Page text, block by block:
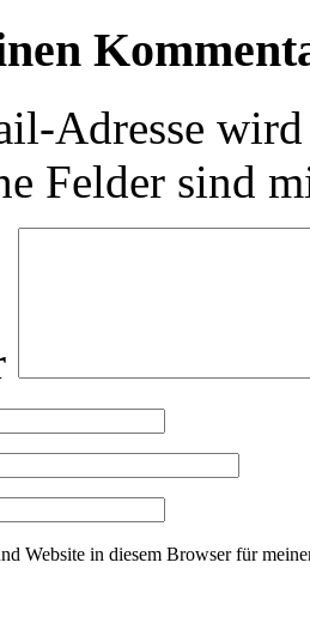
Adresse
Felder sind
Website in diesem Browser für